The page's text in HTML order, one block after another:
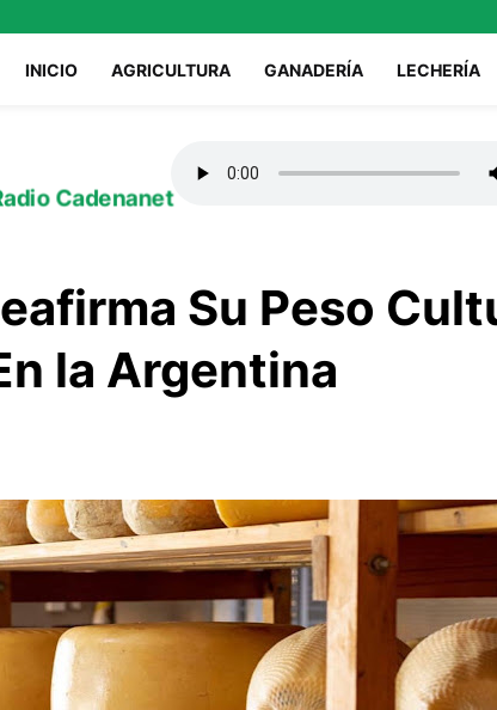
INICIO AGRICULTURA GANADERÍA LECHERÍA
Cadenanet
Su Peso
la Argentina